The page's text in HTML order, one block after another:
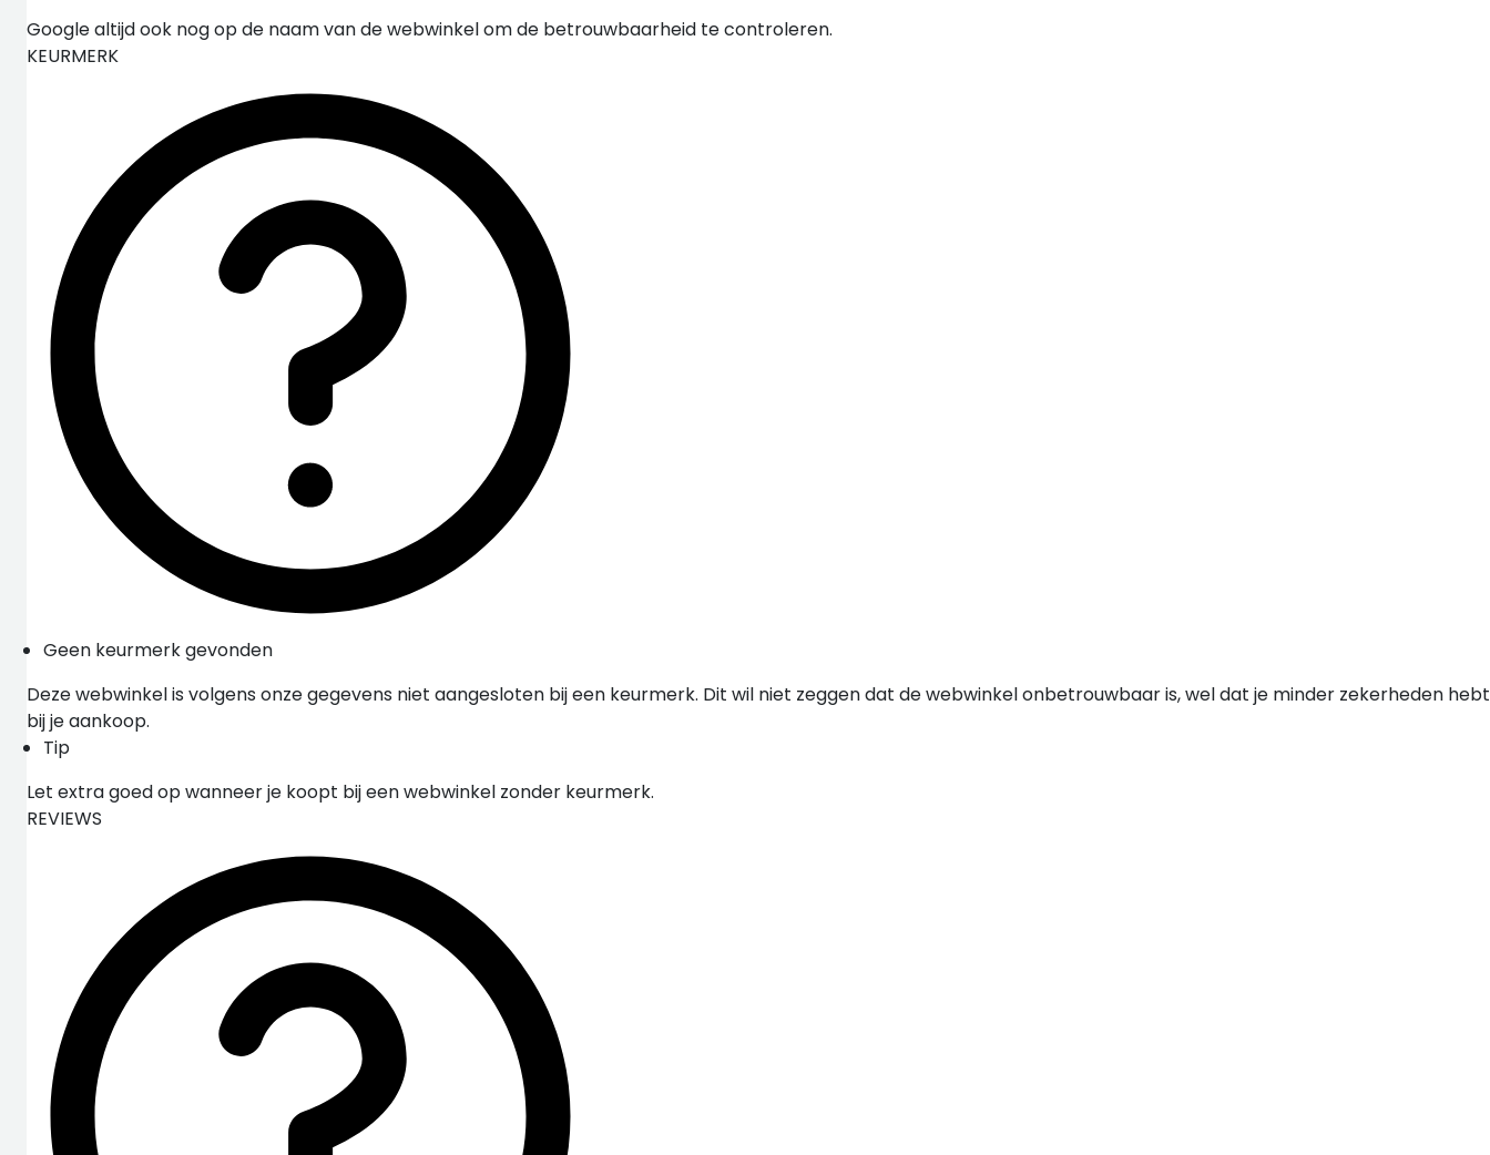
Google altijd ook nog op de naam van de webwinkel om de betrouwbaarheid te controleren.
KEURMERK
Geen keurmerk gevonden
Deze webwinkel is volgens onze gegevens niet aangesloten bij een keurmerk. Dit wil niet zeggen dat de webwinkel onbetrouwbaar is, wel dat je minder zekerheden hebt
bij je aankoop.
Tip
Let extra goed op wanneer je koopt bij een webwinkel zonder keurmerk.
REVIEWS